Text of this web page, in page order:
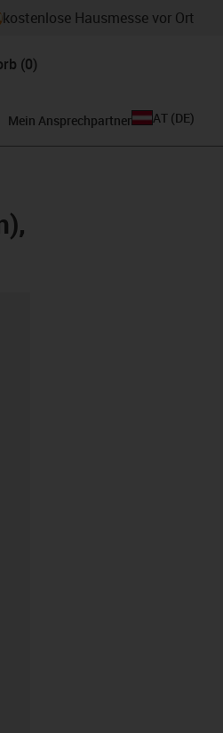
kostenlose Hausmesse vor Ort
(0)
Mein Ansprechpartner AT (DE)